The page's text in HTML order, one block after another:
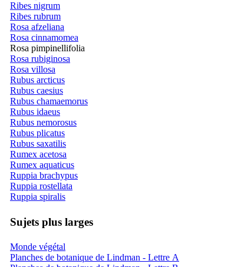
Ribes nigrum
Ribes rubrum
Rosa afzeliana
Rosa cinnamomea
Rosa pimpinellifolia
Rosa rubiginosa
Rosa villosa
Rubus arcticus
Rubus caesius
Rubus chamaemorus
Rubus idaeus
Rubus nemorosus
Rubus plicatus
Rubus saxatilis
Rumex acetosa
Rumex aquaticus
Ruppia brachypus
Ruppia rostellata
Ruppia spiralis
Sujets plus larges
Monde végétal
Planches de botanique de Lindman - Lettre A